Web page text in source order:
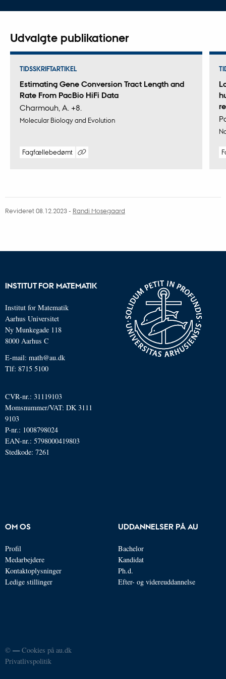
Udvalgte publikationer
Estimating Gene Conversion Tract Length and
Rate From PacBio HiFi Data
Charmouh, A. +8.
TIDSSKRIFTARTIKEL
Molecular Biology and Evolution
Fagfællebedømt
Revideret 08.12.2023- Randi Mosegaard
INSTITUT FOR MATEMATIK
Institut for Matematik
Aarhus Universitet
Ny Munkegade 118
8000 Aarhus C
E-mail: math@au.dk
Tlf: 8715 5100
CVR-nr.: 31119103
Momsnummer/VAT: DK 3111
9103
P-nr.: 1008798024
EAN-nr.: 5798000419803
Stedkode: 7261
OM OS
Profil
Medarbejdere
Kontaktoplysninger
Ledige stillinger
UDDANNELSER PÅ AU
Bachelor
Kandidat
Ph.d.
Efter- og videreuddannelse
© —Cookies på au.dk
Privatlivspolitik